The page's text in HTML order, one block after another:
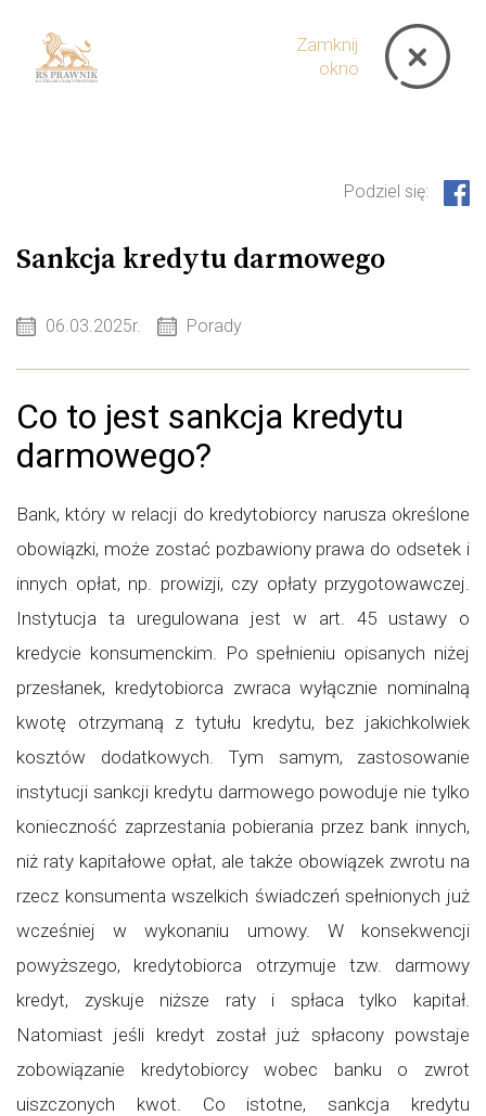
Zamknij
okno
Podziel się:
Sankcja kredytu darmowego
06.03.2025r. Porady
Co to jest sankcja kredytu
darmowego?
Bank, który w relacji do kredytobiorcy narusza określone
obowiązki, może zostać pozbawiony prawa do odsetek i
innych opłat, np. prowizji, czy opłaty przygotowawczej.
Instytucja ta uregulowana jest w art. 45 ustawy o
kredycie konsumenckim. Po spełnieniu opisanych niżej
przesłanek, kredytobiorca zwraca wyłącznie nominalną
kwotę otrzymaną z tytułu kredytu, bez jakichkolwiek
kosztów dodatkowych. Tym samym, zastosowanie
instytucji sankcji kredytu darmowego powoduje nie tylko
konieczność zaprzestania pobierania przez bank innych,
niż raty kapitałowe opłat, ale także obowiązek zwrotu na
rzecz konsumenta wszelkich świadczeń spełnionych już
wcześniej w wykonaniu umowy. W konsekwencji
powyższego, kredytobiorca otrzymuje tzw. darmowy
kredyt, zyskuje niższe raty i spłaca tylko kapitał.
Natomiast jeśli kredyt został już spłacony powstaje
zobowiązanie kredytobiorcy wobec banku o zwrot
uiszczonych kwot. Co istotne, sankcja kredytu